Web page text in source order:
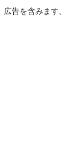
広告を含みます。